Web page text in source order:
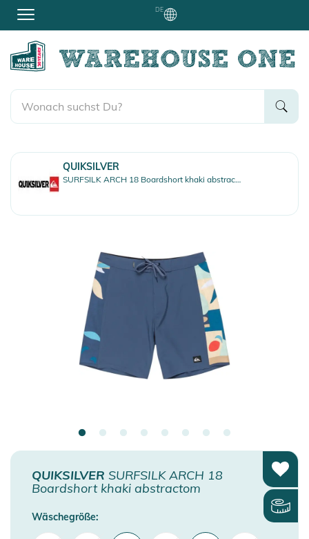
DE
QUIKSILVER
SURFSILK ARCH 18 Boardshort khaki abstractom
QUIKSILVER SURFSILK ARCH 18
Boardshort khaki abstractom
Wäschegröße: